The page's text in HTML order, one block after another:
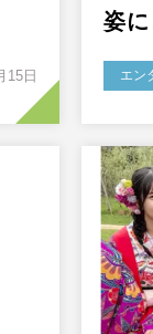
15日
姿
エン